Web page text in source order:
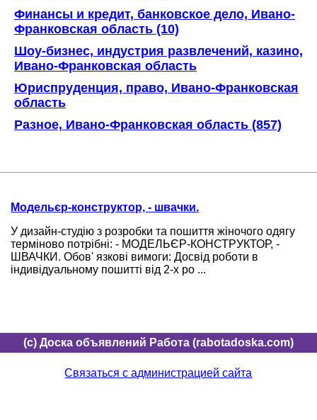
Финансы и кредит, банковское дело, Ивано-
Франковская область (10)
Шоу-бизнес, индустрия развлечений, казино,
Ивано-Франковская область
Юриспруденция, право, Ивано-Франковская
область
Разное, Ивано-Франковская область (857)
Модельєр-конструктор, - швачки.
У дизайн-студію з розробки та пошиття жіночого одягу
терміново потрібні: - МОДЕЛЬЄР-КОНСТРУКТОР, -
ШВАЧКИ. Обов' язкові вимоги: Досвід роботи в
індивідуальному пошитті від 2-х ро ...
(c) Доска объявлений Работа (rabotadoska.com)
Связаться с администрацией сайта